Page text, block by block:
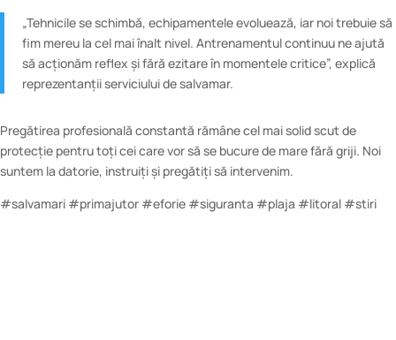
„Tehnicile se schimbă, echipamentele evoluează, iar noi trebuie să
fim mereu la cel mai înalt nivel. Antrenamentul continuu ne ajută
să acționăm reflex și fără ezitare în momentele critice”, explică
reprezentanții serviciului de salvamar.
Pregătirea profesională constantă rămâne cel mai solid scut de
protecție pentru toți cei care vor să se bucure de mare fără griji. Noi
suntem la datorie, instruiți și pregătiți să intervenim.
#salvamari #primajutor #eforie #siguranta #plaja #litoral #stiri